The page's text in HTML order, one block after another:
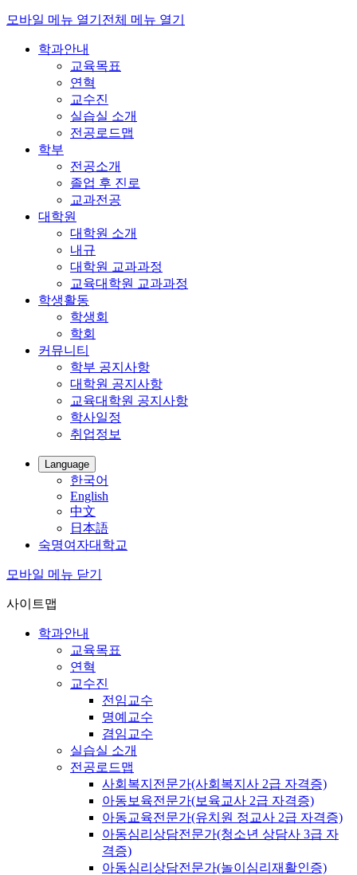
모바일 메뉴 열기 전체 메뉴 열기
학과안내
교육목표
연혁
교수진
실습실 소개
전공로드맵
학부
전공소개
졸업 후 진로
교과전공
대학원
대학원 소개
내규
대학원 교과과정
교육대학원 교과과정
학생활동
학생회
학회
커뮤니티
학부 공지사항
대학원 공지사항
교육대학원 공지사항
학사일정
취업정보
Language
한국어
English
中文
日本語
숙명여자대학교
모바일 메뉴 닫기
사이트맵
학과안내
교육목표
연혁
교수진
전임교수
명예교수
겸임교수
실습실 소개
전공로드맵
사회복지전문가(사회복지사 2급 자격증)
아동보육전문가(보육교사 2급 자격증)
아동교육전문가(유치원 정교사 2급 자격증)
아동심리상담전문가(청소년 상담사 3급 자
격증)
아동심리상담전문가(놀이심리재활인증)